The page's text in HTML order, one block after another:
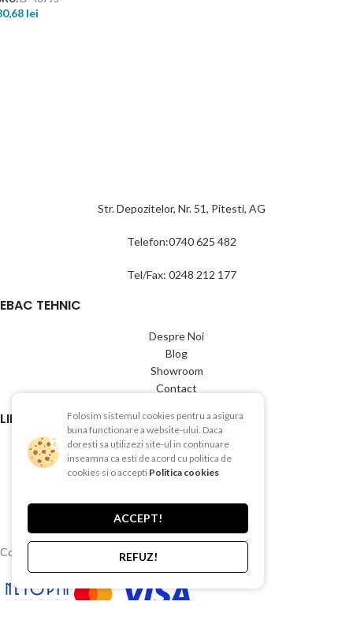
lei
Str. Depozitelor, Nr. 51, Pitesti, AG
Telefon:0740 625 482
Tel/Fax: 0248 212 177
EBAC TEHNIC
Despre Noi
Blog
Showroom
Contact
LINK-URI UTILE
Termeni si conditii
Politica de Confientialitate
Politica de retur
Livrare si plata
Copyright © 2015-2025 EBAC TEHNIC
Folosim sistemul cookies pentru a asigura
buna functionare a website-ului. Daca
doresti sa utilizezi site-ul in continuare
inseamna ca esti de acord cu politica de
cookies si o accepti Politica cookies
ACCEPT!
REFUZ!